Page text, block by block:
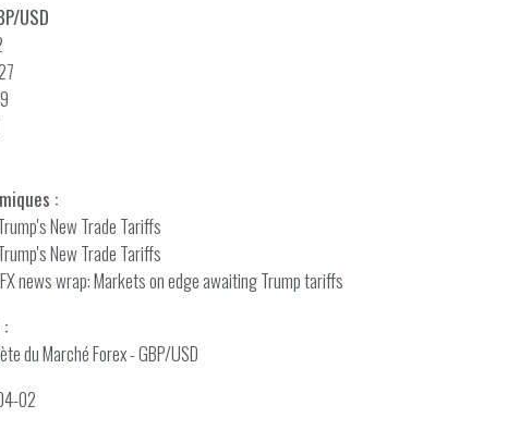
USD
:
New Trade Tariffs
New Trade Tariffs
news wrap: Markets on edge awaiting Trump tariffs
du Marché Forex - GBP/USD
02